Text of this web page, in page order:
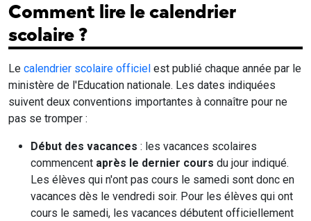
Comment lire le calendrier
scolaire ?
Le calendrier scolaire officiel est publié chaque année par le
ministère de l'Education nationale. Les dates indiquées
suivent deux conventions importantes à connaître pour ne
pas se tromper :
Début des vacances : les vacances scolaires
commencent après le dernier cours du jour indiqué.
Les élèves qui n'ont pas cours le samedi sont donc en
vacances dès le vendredi soir. Pour les élèves qui ont
cours le samedi, les vacances débutent officiellement